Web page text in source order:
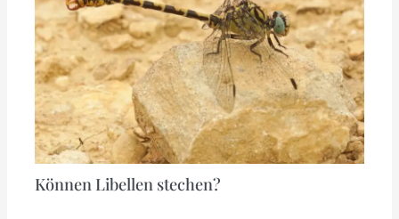
Können Libellen stechen?